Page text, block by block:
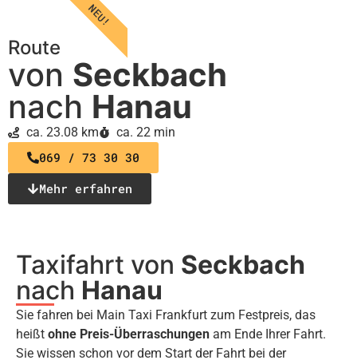
Route
von Seckbach
nach Hanau
ca. 23.08 km ca. 22 min
069 / 73 30 30
Mehr erfahren
NEU!
Taxifahrt von Seckbach
nach Hanau
Sie fahren bei Main Taxi Frankfurt zum Festpreis, das
heißt ohne Preis-Überraschungen am Ende Ihrer Fahrt.
Sie wissen schon vor dem Start der Fahrt bei der